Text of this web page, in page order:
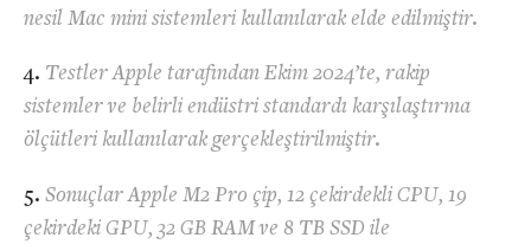
nesil Mac mini sistemleri kullanılarak elde edilmiştir.
Testler Apple tarafından Ekim 2024’te, rakip
sistemler ve belirli endüstri standardı karşılaştırma
ölçütleri kullanılarak gerçekleştirilmiştir.
Sonuçlar Apple M2 Pro çip, 12 çekirdekli CPU, 19
çekirdeki GPU, 32 GB RAM ve 8 TB SSD ile